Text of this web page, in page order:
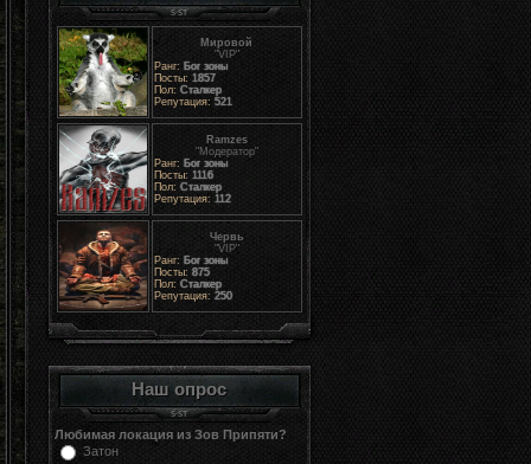
Мировой
"VIP"
Ранг: Бог зоны
Посты: 1857
Пол: Сталкер
Репутация: 521
Ramzes
"Модератор"
Ранг: Бог зоны
Посты: 1116
Пол: Сталкер
Репутация: 112
Червь
"VIP"
Ранг: Бог зоны
Посты: 875
Пол: Сталкер
Репутация: 250
Наш опрос
Любимая локация из Зов Припяти?
Затон